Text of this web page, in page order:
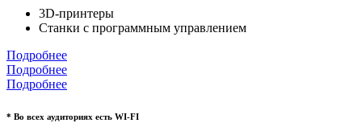
3D-принтеры
Станки с программным управлением
Подробнее
Подробнее
Подробнее
* Во всех аудиториях есть WI-FI